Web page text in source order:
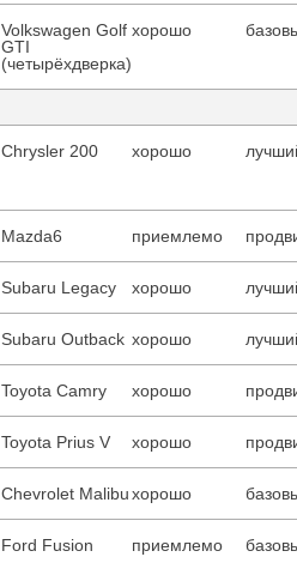
Volkswagen Golf
GTI
(четырёхдверка)
хорошо
Chrysler 200 хорошо
Mazda6 приемлемо
Subaru Legacy хорошо
Subaru Outback хорошо
Toyota Camry хорошо
Toyota Prius V хорошо
Chevrolet Malibuхорошо
Ford Fusion приемлемо